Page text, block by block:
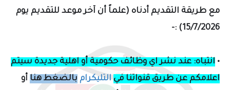
مع طريقة التقديم أدناه (علماً أن آخر موعد للتقديم يوم
15/7/2026)
:-
• انتباه: عند نشر اي وظائف حكومية أو اهلية جديدة سيتم
اعلامكم عن طريق قنواتنا في التليكرام بالضغط هنا أو